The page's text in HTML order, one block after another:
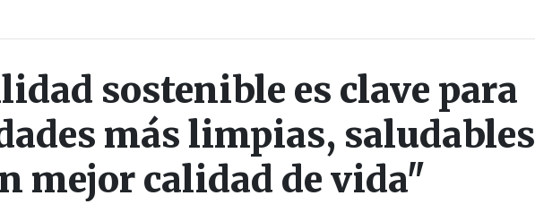
sostenible es clave para
más limpias, saludables
mejor calidad de vida"